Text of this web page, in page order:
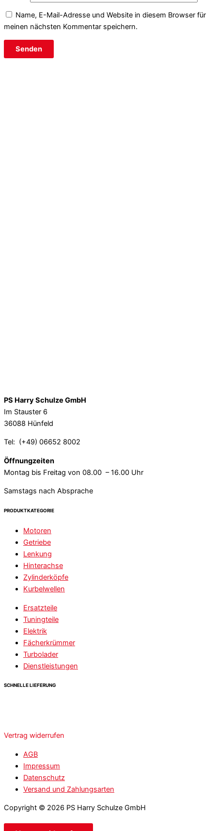
Name, E-Mail-Adresse und Website in diesem Browser für
meinen nächsten Kommentar speichern.
PS Harry Schulze GmbH
Im Stauster 6
36088 Hünfeld
Tel: (+49) 06652 8002
Öffnungzeiten
Montag bis Freitag von 08.00 – 16.00 Uhr
Samstags nach Absprache
PRODUKTKATEGORIE
Motoren
Getriebe
Lenkung
Hinterachse
Zylinderköpfe
Kurbelwellen
Ersatzteile
Tuningteile
Elektrik
Fächerkrümmer
Turbolader
Dienstleistungen
SCHNELLE LIEFERUNG
Vertrag widerrufen
AGB
Impressum
Datenschutz
Versand und Zahlungsarten
Copyright © 2026 PS Harry Schulze GmbH